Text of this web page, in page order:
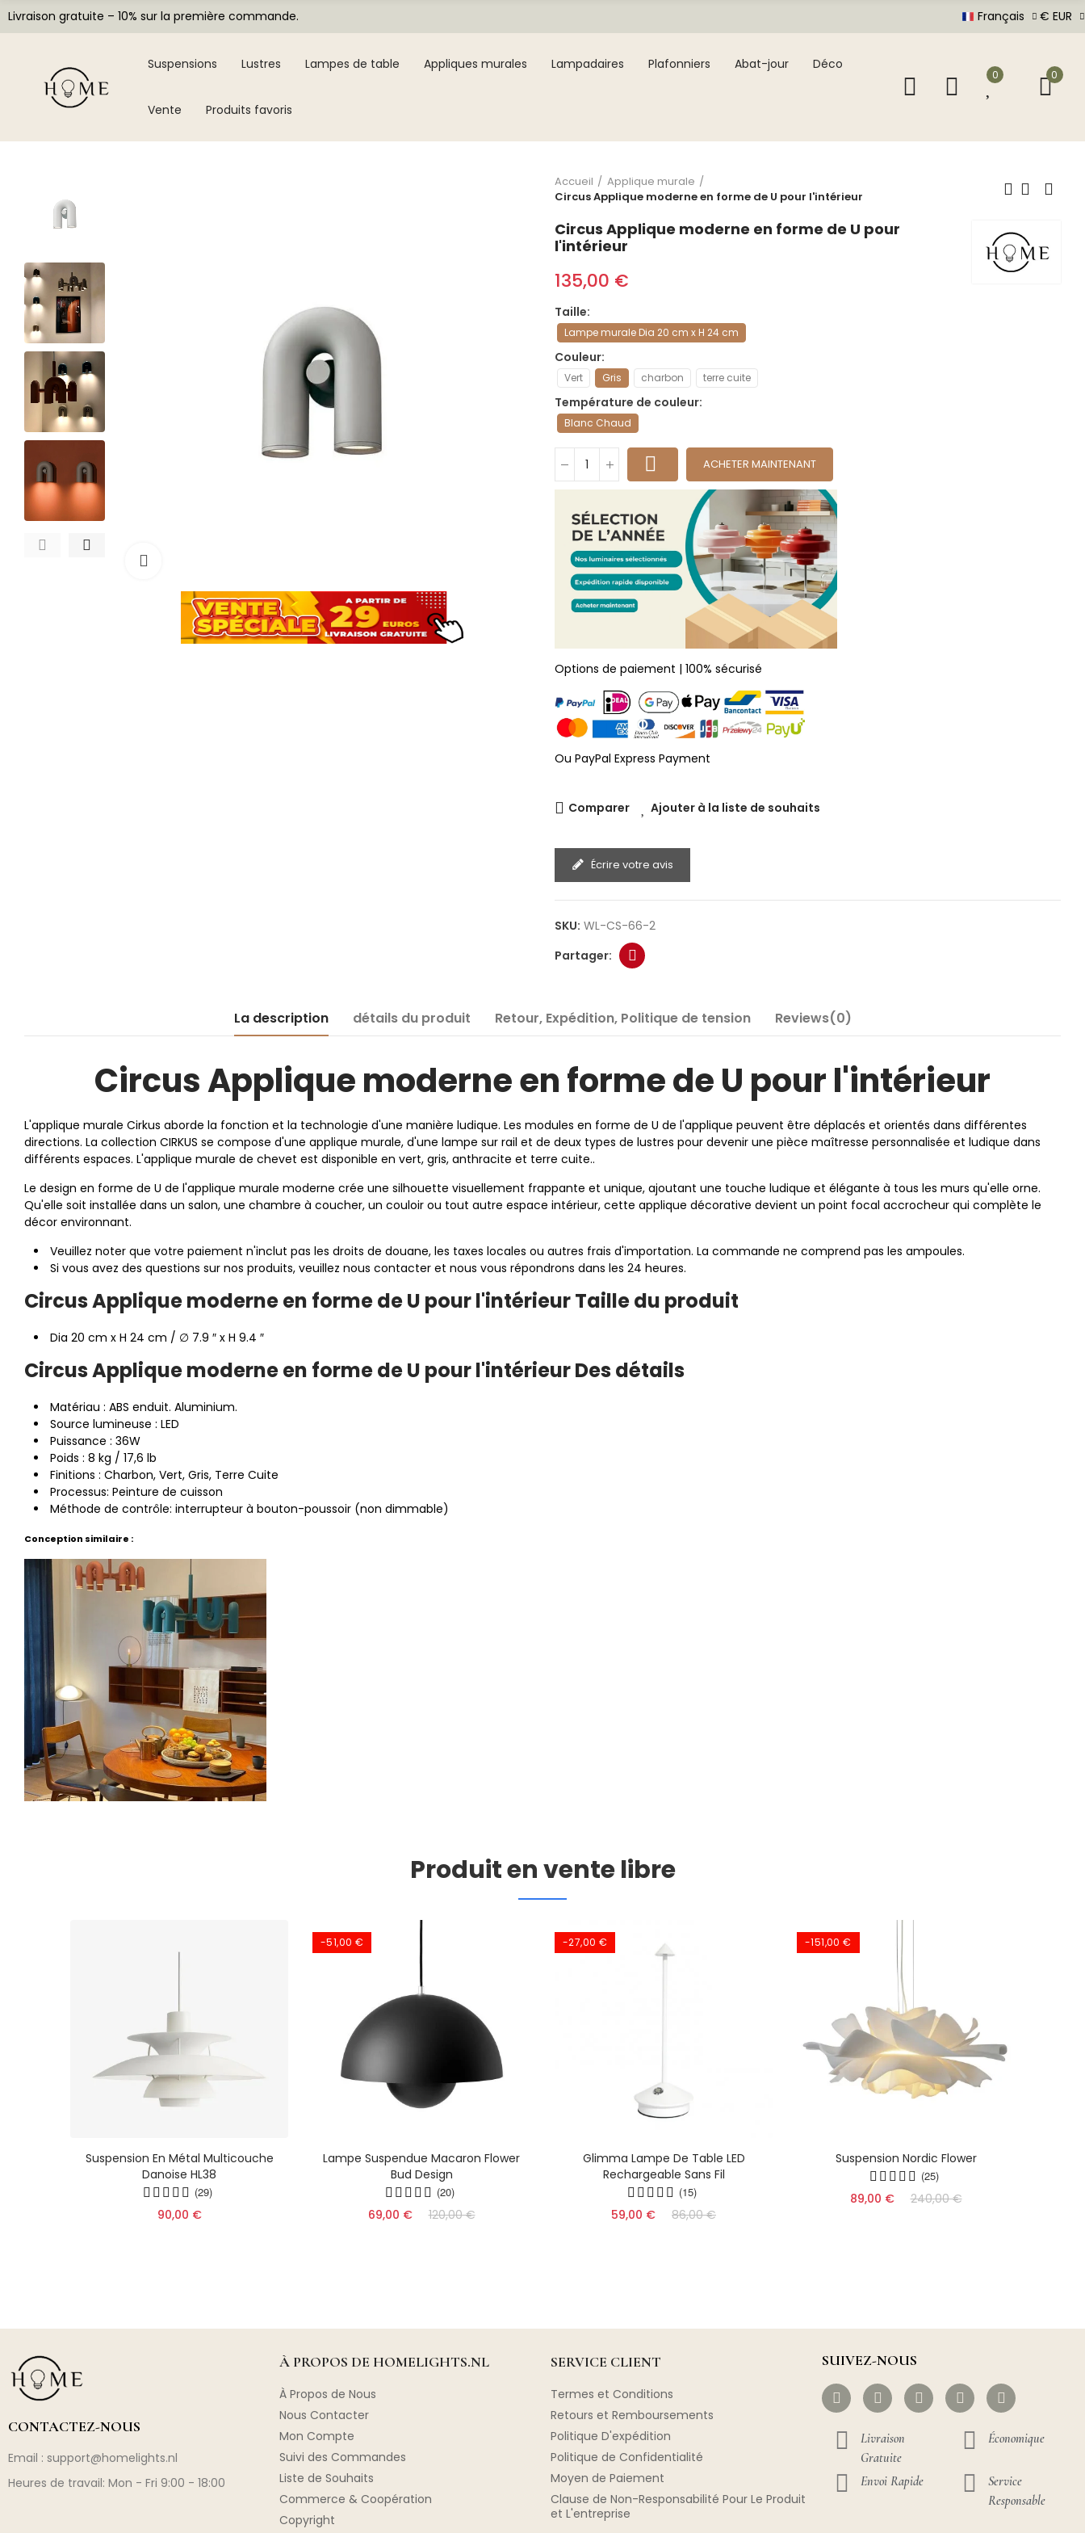
Livraison gratuite – 10% sur la première commande. Français € EUR
Suspensions Lustres Lampes de table Appliques murales Lampadaires Plafonniers Abat-jour Déco
Vente Produits favoris
0 0
Accueil
Applique murale
Circus Applique moderne en forme de U pour l'intérieur
Circus Applique moderne en forme de U pour
l'intérieur
135,00 €
Taille
Lampe murale Dia 20 cm x H 24 cm
Couleur
Vert Gris charbon terre cuite
Température de couleur
Blanc Chaud
ACHETER MAINTENANT
Options de paiement | 100% sécurisé
Ou PayPal Express Payment
Comparer Ajouter à la liste de souhaits
Écrire votre avis
SKU: WL-CS-66-2
La description détails du produit Retour, Expédition, Politique de tension Reviews(0)
Circus Applique moderne en forme de U pour l'intérieur
L'applique murale Cirkus aborde la fonction et la technologie d'une manière ludique. Les modules en forme de U de l'applique peuvent être déplacés et orientés dans différentes
directions. La collection CIRKUS se compose d'une applique murale, d'une lampe sur rail et de deux types de lustres pour devenir une pièce maîtresse personnalisée et ludique dans
différents espaces. L'applique murale de chevet est disponible en vert, gris, anthracite et terre cuite..
Le design en forme de U de l'applique murale moderne crée une silhouette visuellement frappante et unique, ajoutant une touche ludique et élégante à tous les murs qu'elle orne.
Qu'elle soit installée dans un salon, une chambre à coucher, un couloir ou tout autre espace intérieur, cette applique décorative devient un point focal accrocheur qui complète le
décor environnant.
Veuillez noter que votre paiement n'inclut pas les droits de douane, les taxes locales ou autres frais d'importation. La commande ne comprend pas les ampoules.
Si vous avez des questions sur nos produits, veuillez nous contacter et nous vous répondrons dans les 24 heures.
Circus Applique moderne en forme de U pour l'intérieur Taille du produit
Dia 20 cm x H 24 cm / ∅ 7.9 ″ x H 9.4 ″
Circus Applique moderne en forme de U pour l'intérieur Des détails
Matériau : ABS enduit. Aluminium.
Source lumineuse : LED
Puissance : 36W
Poids : 8 kg / 17,6 lb
Finitions : Charbon, Vert, Gris, Terre Cuite
Processus: Peinture de cuisson
Méthode de contrôle: interrupteur à bouton-poussoir (non dimmable)
Conception similaire :
Produit en vente libre
Suspension En Métal Multicouche
Danoise HL38
(29)
90,00 €
-51,00 €
Lampe Suspendue Macaron Flower
Bud Design
(20)
69,00 € 120,00 €
-27,00 €
Glimma Lampe De Table LED
Rechargeable Sans Fil
(15)
59,00 € 86,00 €
-151,00 €
Suspension Nordic Flower
(25)
89,00 € 240,00 €
CONTACTEZ-NOUS
Email : support@homelights.nl
Heures de travail: Mon - Fri 9:00 - 18:00
À PROPOS DE HOMELIGHTS.NL
À Propos de Nous
Nous Contacter
Mon Compte
Suivi des Commandes
Liste de Souhaits
Commerce & Coopération
Copyright
SERVICE CLIENT
Termes et Conditions
Retours et Remboursements
Politique D'expédition
Politique de Confidentialité
Moyen de Paiement
Clause de Non-Responsabilité Pour Le Produit
et L'entreprise
SUIVEZ-NOUS
Livraison
Gratuite
Économique
Envoi Rapide
Service
Responsable